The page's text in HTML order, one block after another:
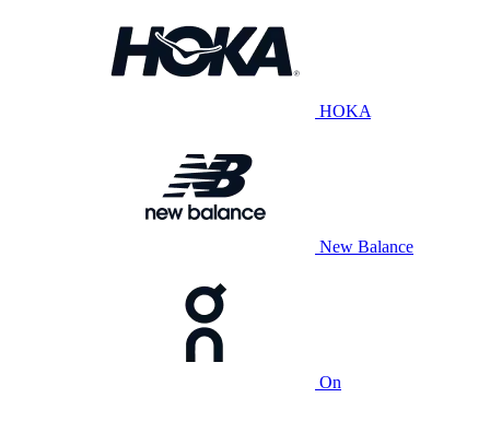
HOKA
New Balance
On